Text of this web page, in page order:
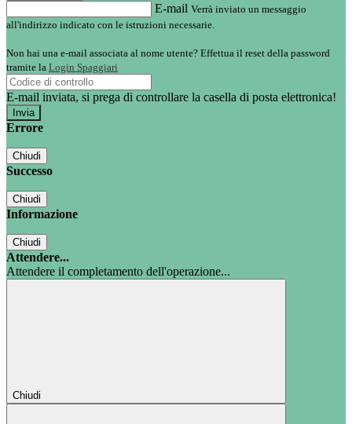
E-mail Verrà inviato un messaggio
all'indirizzo indicato con le istruzioni necessarie.
Non hai una e-mail associata al nome utente? Effettua il reset della password
tramite la Login Spaggiari
E-mail inviata, si prega di controllare la casella di posta elettronica!
Errore
Chiudi
Successo
Chiudi
Informazione
Chiudi
Attendere...
Attendere il completamento dell'operazione...
Chiudi